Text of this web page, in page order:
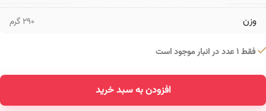
وزن 290 گرم
فقط 1 عدد در انبار موجود است
افزودن به سبد خرید